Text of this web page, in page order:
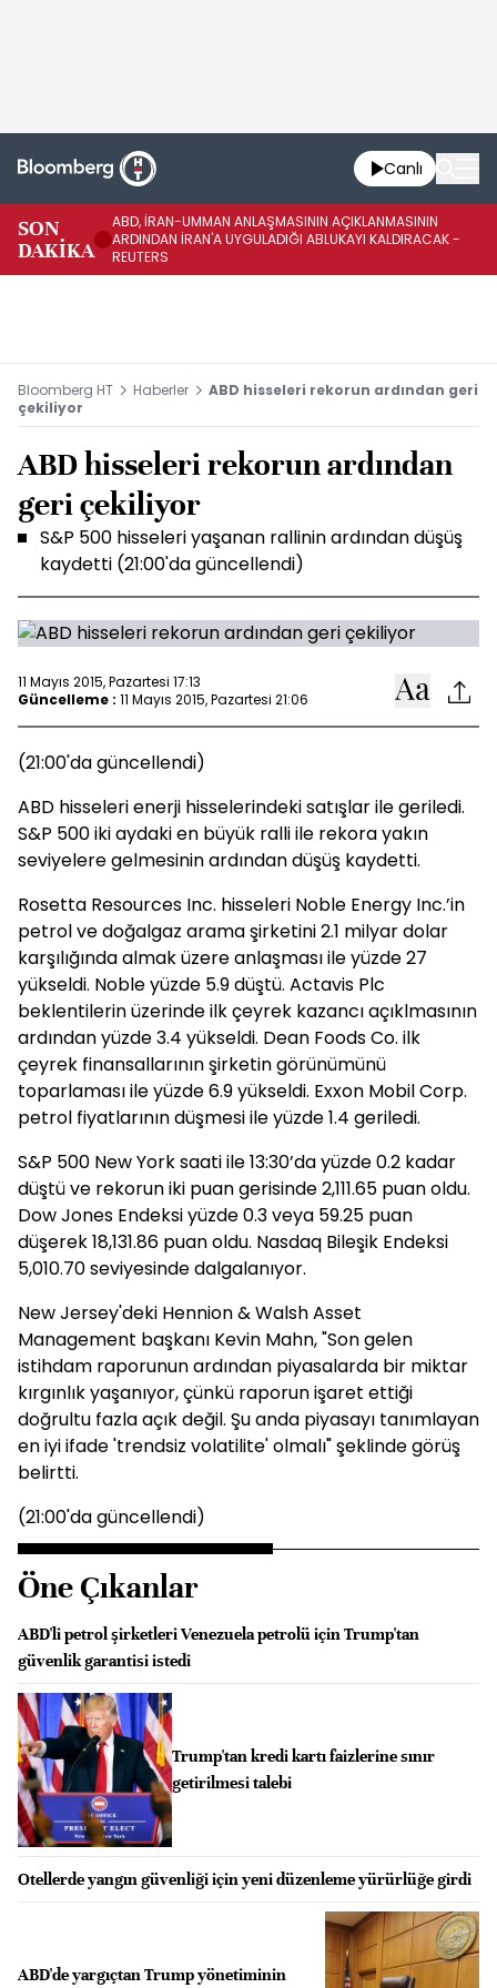
Canlı
SON
DAKİKA
ABD, İRAN-UMMAN ANLAŞMASININ AÇIKLANMASININ
ARDINDAN İRAN'A UYGULADIĞI ABLUKAYI KALDIRACAK -
REUTERS
Bloomberg HT Haberler
ABD hisseleri rekorun ardından geri
çekiliyor
ABD hisseleri rekorun ardından
geri çekiliyor
S&P 500 hisseleri yaşanan rallinin ardından düşüş
kaydetti (21:00'da güncellendi)
11 Mayıs 2015, Pazartesi 17:13
Güncelleme : 11 Mayıs 2015, Pazartesi 21:06
(21:00'da güncellendi)
ABD hisseleri enerji hisselerindeki satışlar ile geriledi.
S&P 500 iki aydaki en büyük ralli ile rekora yakın
seviyelere gelmesinin ardından düşüş kaydetti.
Rosetta Resources Inc. hisseleri Noble Energy Inc.’in
petrol ve doğalgaz arama şirketini 2.1 milyar dolar
karşılığında almak üzere anlaşması ile yüzde 27
yükseldi. Noble yüzde 5.9 düştü. Actavis Plc
beklentilerin üzerinde ilk çeyrek kazancı açıklmasının
ardından yüzde 3.4 yükseldi. Dean Foods Co. ilk
çeyrek finansallarının şirketin görünümünü
toparlaması ile yüzde 6.9 yükseldi. Exxon Mobil Corp.
petrol fiyatlarının düşmesi ile yüzde 1.4 geriledi.
S&P 500 New York saati ile 13:30’da yüzde 0.2 kadar
düştü ve rekorun iki puan gerisinde 2,111.65 puan oldu.
Dow Jones Endeksi yüzde 0.3 veya 59.25 puan
düşerek 18,131.86 puan oldu. Nasdaq Bileşik Endeksi
5,010.70 seviyesinde dalgalanıyor.
New Jersey'deki Hennion & Walsh Asset
Management başkanı Kevin Mahn, "Son gelen
istihdam raporunun ardından piyasalarda bir miktar
kırgınlık yaşanıyor, çünkü raporun işaret ettiği
doğrultu fazla açık değil. Şu anda piyasayı tanımlayan
en iyi ifade 'trendsiz volatilite' olmalı" şeklinde görüş
belirtti.
(21:00'da güncellendi)
Öne Çıkanlar
ABD'li petrol şirketleri Venezuela petrolü için Trump'tan
güvenlik garantisi istedi
Trump'tan kredi kartı faizlerine sınır
getirilmesi talebi
Otellerde yangın güvenliği için yeni düzenleme yürürlüğe girdi
ABD'de yargıçtan Trump yönetiminin